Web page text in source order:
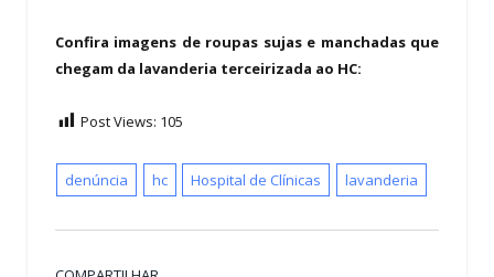
Confira imagens de roupas sujas e manchadas que
chegam da lavanderia terceirizada ao HC:
Post Views: 105
denúncia hc Hospital de Clínicas lavanderia